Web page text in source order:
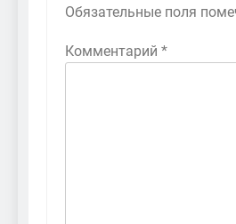
Обязательные поля
Комментарий *